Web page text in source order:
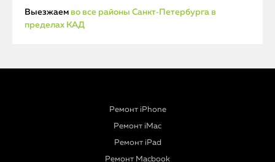
Выезжаем во все районы Санкт‑Петербурга в
пределах КАД
Ремонт iPhone
Ремонт iMac
Ремонт iPad
Ремонт Macbook